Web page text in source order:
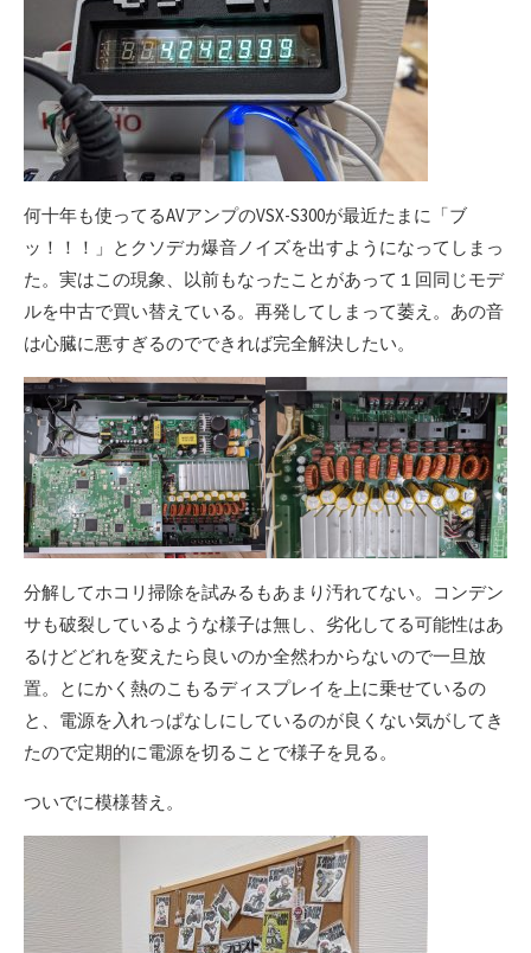
何十年も使ってるAVアンプのVSX-S300が最近たまに「ブ
ッ！！！」とクソデカ爆音ノイズを出すようになってしまっ
た。実はこの現象、以前もなったことがあって１回同じモデ
ルを中古で買い替えている。再発してしまって萎え。あの音
は心臓に悪すぎるのでできれば完全解決したい。
分解してホコリ掃除を試みるもあまり汚れてない。コンデン
サも破裂しているような様子は無し、劣化してる可能性はあ
るけどどれを変えたら良いのか全然わからないので一旦放
置。とにかく熱のこもるディスプレイを上に乗せているの
と、電源を入れっぱなしにしているのが良くない気がしてき
たので定期的に電源を切ることで様子を見る。
ついでに模様替え。